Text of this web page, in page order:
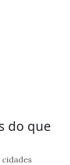
do que